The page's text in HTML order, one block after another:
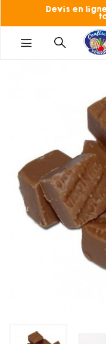
Devis en